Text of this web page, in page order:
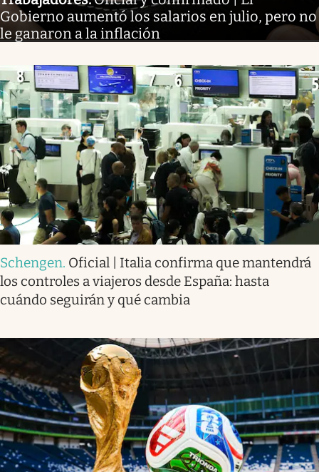
Gobierno aumentó los salarios en julio, pero no
le ganaron a la inflación
Schengen. Oficial | Italia confirma que mantendrá
los controles a viajeros desde España: hasta
cuándo seguirán y qué cambia